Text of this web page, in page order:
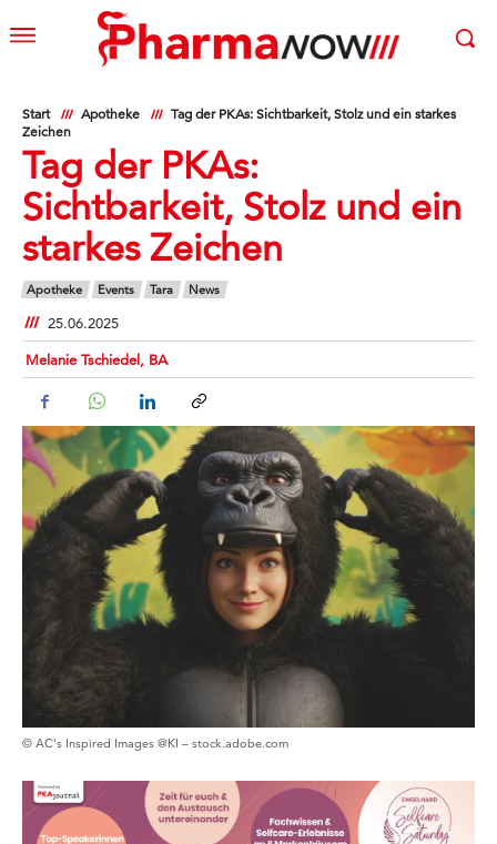
Start Apotheke
Tag der PKAs: Sichtbarkeit, Stolz und ein starkes
Zeichen
Tag der PKAs:
Sichtbarkeit, Stolz und ein
starkes Zeichen
Apotheke Events Tara News
25.06.2025
Melanie Tschiedel, BA
© AC's Inspired Images @KI – stock.adobe.com